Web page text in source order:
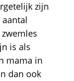
zijn
is als
mama in
dan ook